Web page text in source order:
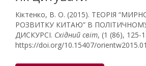
Кіктенко, В. О. (2015). ТЕОРІЯ
РОЗВИТКУ КИТАЮ” В
ДИСКУРСІ. Східний світ, (1 (86), 125-
https://doi.org/10.15407/